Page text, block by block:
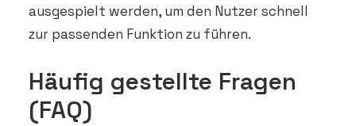
ausgespielt werden, um den Nutzer schnell
zur passenden Funktion zu führen.
Häufig gestellte Fragen
(FAQ)